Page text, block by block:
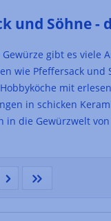
und Söhne -
gibt es viele
wie Pfeffersack
mit
in schicken
in die Gewürzwelt